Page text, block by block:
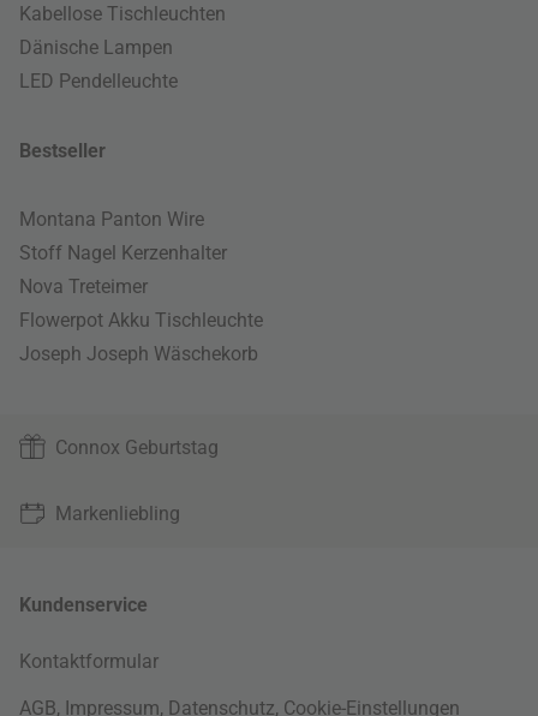
Kabellose Tischleuchten
Dänische Lampen
LED Pendelleuchte
Bestseller
Montana Panton Wire
Stoff Nagel Kerzenhalter
Nova Treteimer
Flowerpot Akku Tischleuchte
Joseph Joseph Wäschekorb
Connox Geburtstag
Markenliebling
Kundenservice
Kontaktformular
AGB, Impressum, Datenschutz, Cookie-Einstellungen